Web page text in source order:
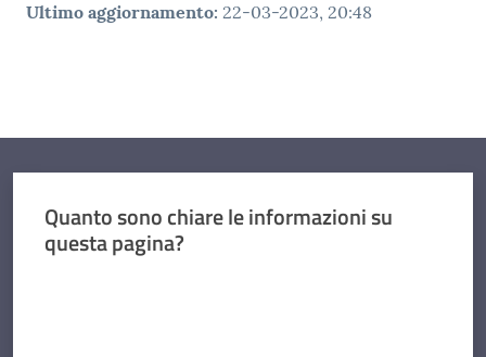
Ultimo aggiornamento: 22-03-2023, 20:48
Quanto sono chiare le informazioni su
questa pagina?